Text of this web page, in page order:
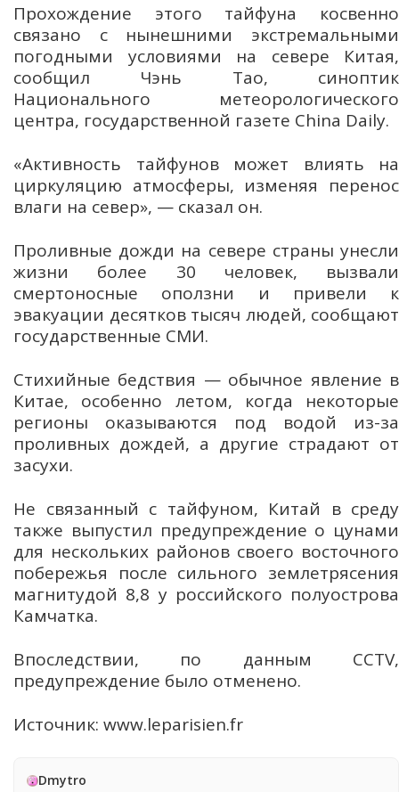
Прохождение этого тайфуна косвенно
связано с нынешними экстремальными
погодными условиями на севере Китая,
сообщил Чэнь Тао, синоптик
Национального метеорологического
центра, государственной газете China Daily.
«Активность тайфунов может влиять на
циркуляцию атмосферы, изменяя перенос
влаги на север», — сказал он.
Проливные дожди на севере страны унесли
жизни более 30 человек, вызвали
смертоносные оползни и привели к
эвакуации десятков тысяч людей, сообщают
государственные СМИ.
Стихийные бедствия — обычное явление в
Китае, особенно летом, когда некоторые
регионы оказываются под водой из-за
проливных дождей, а другие страдают от
засухи.
Не связанный с тайфуном, Китай в среду
также выпустил предупреждение о цунами
для нескольких районов своего восточного
побережья после сильного землетрясения
магнитудой 8,8 у российского полуострова
Камчатка.
Впоследствии, по данным CCTV,
предупреждение было отменено.
Источник: www.leparisien.fr
Dmytro